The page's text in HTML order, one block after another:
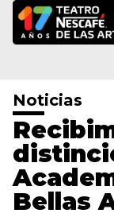
Noticias
Bellas